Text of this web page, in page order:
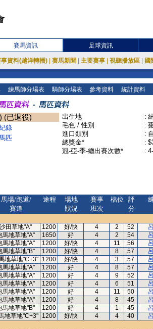
賽馬資訊 足球資訊
資料(越洋轉播) 賽馬新聞 主要賽事 視聽播放區 國
練馬師分場表 騎師分場表 參考資料 統計資料
(已退役)
錄
匹
出生地 :
毛色 / 性別
:
進口類別
:
總獎金*
:
冠-亞-季-總出賽次數*
:
馬場/跑道/
賽道
途程
場地
狀況
賽事
班次
檔位
評
分
沙田草地"A" 1200 好/快 4 2 52
馬地草地"A" 1650 好 4 2 54
馬地草地"A" 1200 好/快 4 11 56
馬地草地"B" 1200 好/快 4 8 57
地草地"C+3" 1200 好/快 4 3 57
馬地草地"A" 1200 好 4 8 57
馬地草地"A" 1200 好 4 9 52
馬地草地"A" 1200 好 4 6 51
馬地草地"A" 1200 好 4 11 50
馬地草地"A" 1200 好 4 8 45
馬地草地"B" 1200 好 4 1 45
地草地"C+3" 1200 好/快 4 4 40